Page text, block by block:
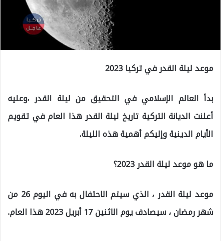
موعد ليلة القدر في تركيا 2023
بدأ العالم الإسلامي في التحقيق من ليلة القدر ،وعليه
أعلنت الديانة التركية تاريخ ليلة القدر هذا العام في تقويم
الأيام الدينية وإليكم أهمية هذه الليلة.
ما هو موعد ليلة القدر 2023؟
موعد ليلة القدر ، الذي سيتم الاحتفال به في اليوم 26 من
شهر رمضان ، سيصادف يوم الاثنين 17 أبريل 2023 هذا العام.